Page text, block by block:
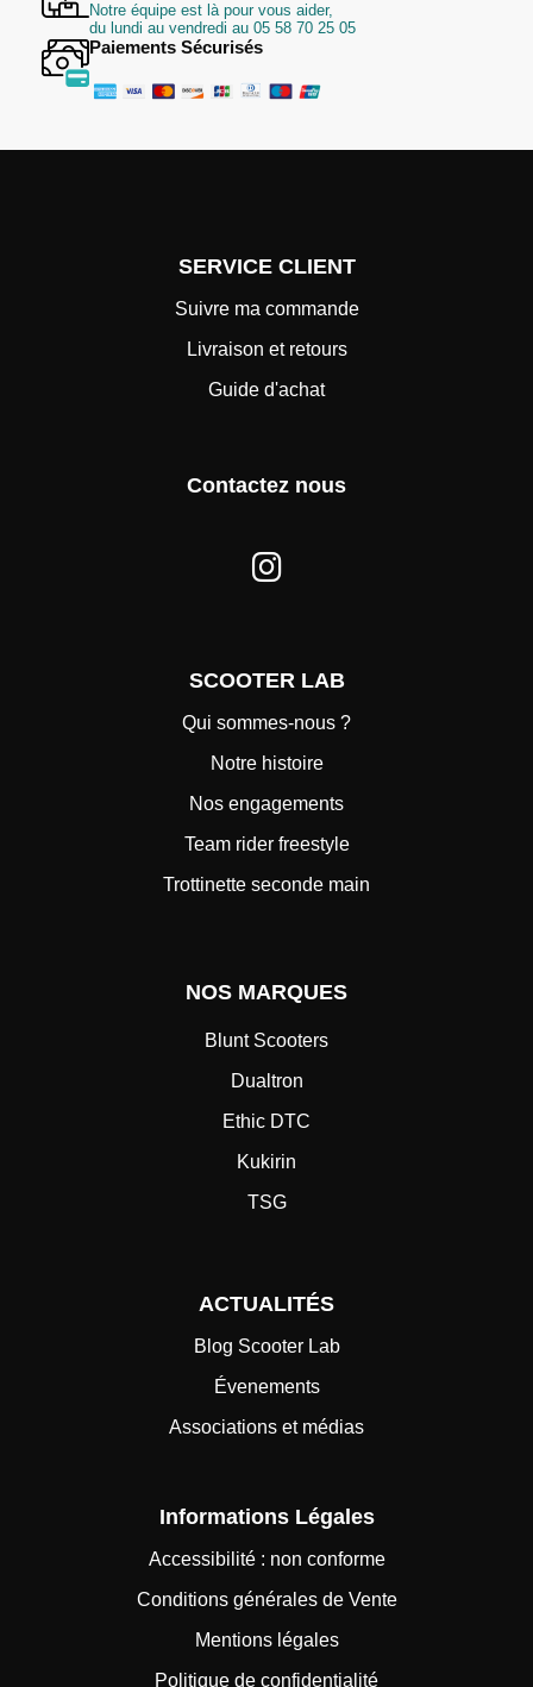
Notre équipe est là pour vous aider,
du lundi au vendredi au 05 58 70 25 05
Paiements Sécurisés
SERVICE CLIENT
Suivre ma commande
Livraison et retours
Guide d'achat
Contactez nous
SCOOTER LAB
Qui sommes-nous ?
Notre histoire
Nos engagements
Team rider freestyle
Trottinette seconde main
NOS MARQUES
Blunt Scooters
Dualtron
Ethic DTC
Kukirin
TSG
ACTUALITÉS
Blog Scooter Lab
Évenements
Associations et médias
Informations Légales
Accessibilité : non conforme
Conditions générales de Vente
Mentions légales
Politique de confidentialité